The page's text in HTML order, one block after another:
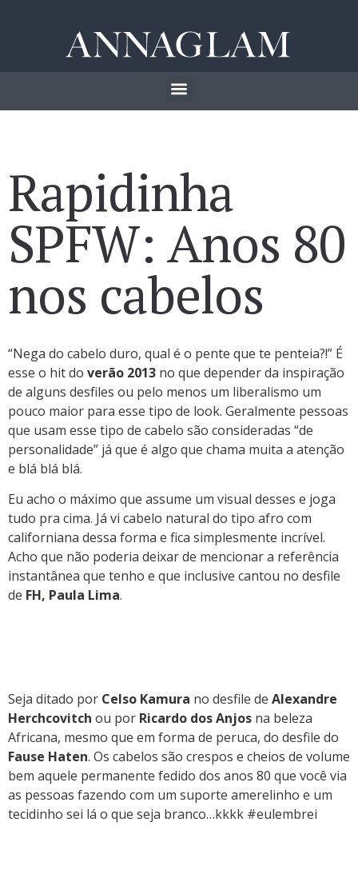
Rapidinha
SPFW: Anos 80
nos cabelos
“Nega do cabelo duro, qual é o pente que te penteia?!” É
esse o hit do verão 2013 no que depender da inspiração
de alguns desfiles ou pelo menos um liberalismo um
pouco maior para esse tipo de look. Geralmente pessoas
que usam esse tipo de cabelo são consideradas “de
personalidade” já que é algo que chama muita a atenção
e blá blá blá.
Eu acho o máximo que assume um visual desses e joga
tudo pra cima. Já vi cabelo natural do tipo afro com
californiana dessa forma e fica simplesmente incrível.
Acho que não poderia deixar de mencionar a referência
instantânea que tenho e que inclusive cantou no desfile
de FH, Paula Lima.
Seja ditado por Celso Kamura no desfile de Alexandre
Herchcovitch ou por Ricardo dos Anjos na beleza
Africana, mesmo que em forma de peruca, do desfile do
Fause Haten. Os cabelos são crespos e cheios de volume
bem aquele permanente fedido dos anos 80 que você via
as pessoas fazendo com um suporte amerelinho e um
tecidinho sei lá o que seja branco…kkkk #eulembrei